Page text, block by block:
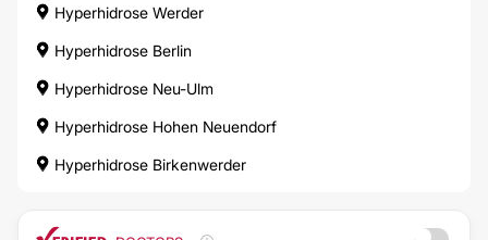
Hyperhidrose Werder
Hyperhidrose Berlin
Hyperhidrose Neu-Ulm
Hyperhidrose Hohen Neuendorf
Hyperhidrose Birkenwerder